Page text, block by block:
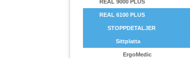
REAL 9000 PLUS
REAL 6100 PLUS
STOPPDETALJER
Sittplatta
ErgoMedic